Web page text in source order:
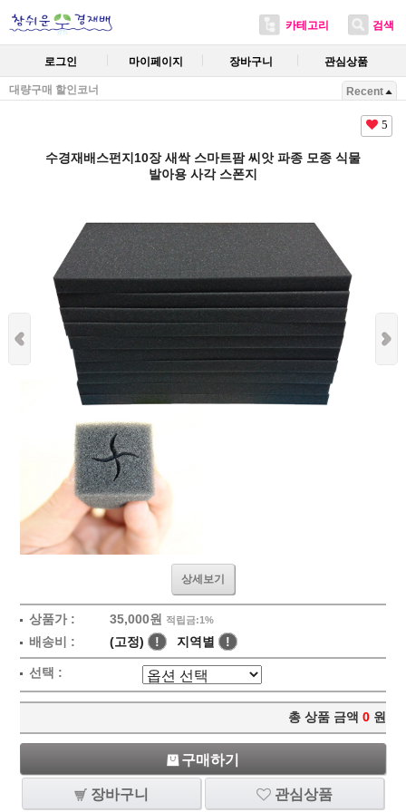
카테고리 검색
로그인 마이페이지 장바구니 관심상품
대량구매 할인코너 Recent
5
수경재배스펀지10장 새싹 스마트팜 씨앗 파종 모종 식물
발아용 사각 스폰지
상세보기
상품가 : 35,000원 적립금:1%
배송비 : (고정) ! 지역별 !
선택 :
총 상품 금액 0 원
구매하기
장바구니 관심상품